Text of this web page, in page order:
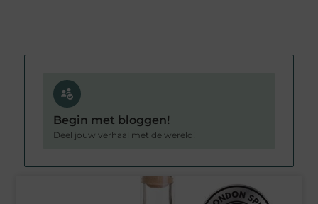
Begin met bloggen!
Deel jouw verhaal met de wereld!